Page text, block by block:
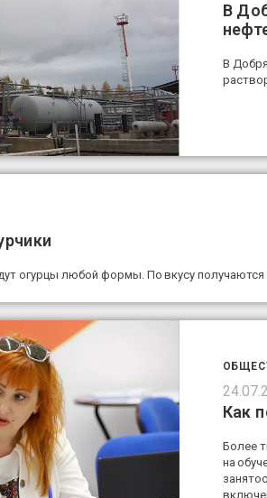
В
В
огурцы любой формы. По вкусу
Как
Более
на